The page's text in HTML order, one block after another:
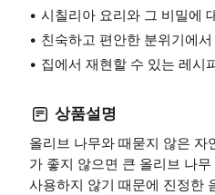
시칠리아 요리와 그 비밀에
친숙하고 편안한 분위기에
집에서 재현할 수 있는 레시
상품설명
올리브 나무와 때묻지 않은
가 좋지 않으면 큰 올리브 나
사용하지 않기 때문에 진정한